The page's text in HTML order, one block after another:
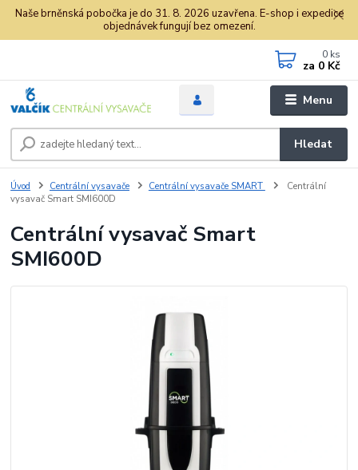
Naše brněnská pobočka je do 31. 8. 2026 uzavřena. E-shop i expedice
objednávek fungují bez omezení.
Menu
Hledat
0 ks
za 0 Kč
Úvod Centrální vysavače Centrální vysavače SMART
Centrální
vysavač Smart SMI600D
Centrální vysavač Smart
SMI600D